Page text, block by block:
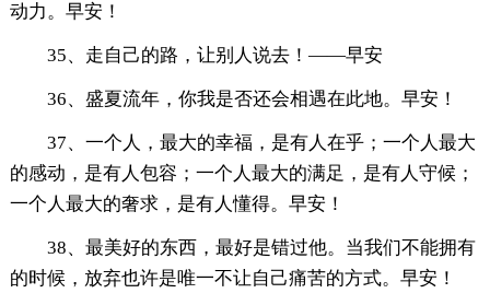
动力。早安！
35、走自己的路，让别人说去！——早安
36、盛夏流年，你我是否还会相遇在此地。早安！
37、一个人，最大的幸福，是有人在乎；一个人最大
的感动，是有人包容；一个人最大的满足，是有人守候；
一个人最大的奢求，是有人懂得。早安！
38、最美好的东西，最好是错过他。当我们不能拥有
的时候，放弃也许是唯一不让自己痛苦的方式。早安！